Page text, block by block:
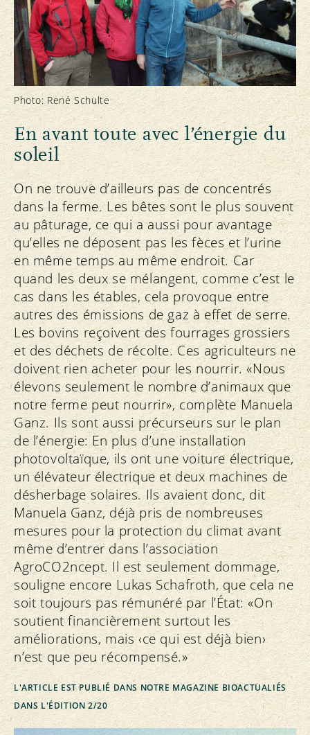
Photo: René Schulte
En avant toute avec l’énergie du
soleil
On ne trouve d’ailleurs pas de concentrés
dans la ferme. Les bêtes sont le plus souvent
au pâturage, ce qui a aussi pour avantage
qu’elles ne déposent pas les fèces et l’urine
en même temps au même endroit. Car
quand les deux se mélangent, comme c’est le
cas dans les étables, cela provoque entre
autres des émissions de gaz à effet de serre.
Les bovins reçoivent des fourrages grossiers
et des déchets de récolte. Ces agriculteurs ne
doivent rien acheter pour les nourrir. «Nous
élevons seulement le nombre d’animaux que
notre ferme peut nourrir», complète Manuela
Ganz. Ils sont aussi précurseurs sur le plan
de l’énergie: En plus d’une installation
photovoltaïque, ils ont une voiture électrique,
un élévateur électrique et deux machines de
désherbage solaires. Ils avaient donc, dit
Manuela Ganz, déjà pris de nombreuses
mesures pour la protection du climat avant
même d’entrer dans l’association
AgroCO2ncept. Il est seulement dommage,
souligne encore Lukas Schafroth, que cela ne
soit toujours pas rémunéré par l’État: «On
soutient financièrement surtout les
améliorations, mais ‹ce qui est déjà bien›
n’est que peu récompensé.»
L'ARTICLE EST PUBLIÉ DANS NOTRE MAGAZINE BIOACTUALIÉS
DANS L'ÉDITION 2/20